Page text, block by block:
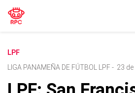
LPF
LIGA PANAMEÑA DE FÚTBOL LPF- 23